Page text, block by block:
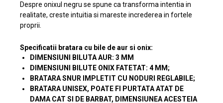
Despre onixul negru se spune ca transforma intentia in
realitate, creste intuitia si mareste increderea in fortele
proprii.
Specificatii bratara cu bile de aur si onix:
DIMENSIUNI BILUTA AUR: 3 MM
DIMENSIUNI BILUTE ONIX FATETAT: 4 MM;
BRATARA SNUR IMPLETIT CU NODURI REGLABILE;
BRATARA UNISEX, POATE FI PURTATA ATAT DE
DAMA CAT SI DE BARBAT, DIMENSIUNEA ACESTEIA